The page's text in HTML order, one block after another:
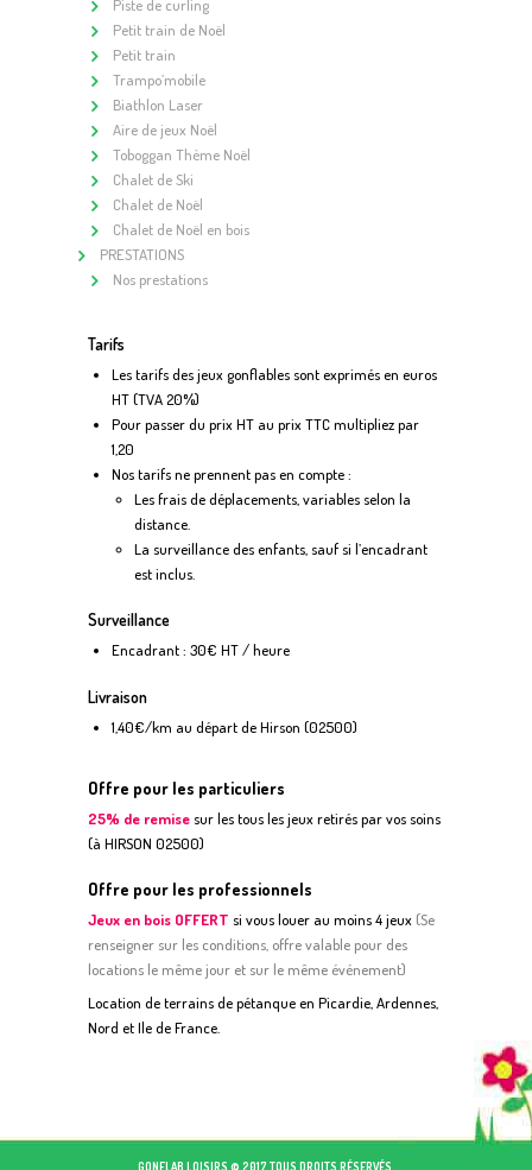
Piste de curling
Petit train de Noël
Petit train
Trampo’mobile
Biathlon Laser
Aire de jeux Noël
Toboggan Thème Noël
Chalet de Ski
Chalet de Noël
Chalet de Noël en bois
PRESTATIONS
Nos prestations
Tarifs
Les tarifs des jeux gonflables sont exprimés en euros
HT (TVA 20%)
Pour passer du prix HT au prix TTC multipliez par
1,20
Nos tarifs ne prennent pas en compte :
Les frais de déplacements, variables selon la
distance.
La surveillance des enfants, sauf si l’encadrant
est inclus.
Surveillance
Encadrant : 30€ HT / heure
Livraison
1,40€/km au départ de Hirson (02500)
Offre pour les particuliers
25% de remise sur les tous les jeux retirés par vos soins
(à HIRSON 02500)
Offre pour les professionnels
Jeux en bois OFFERT si vous louer au moins 4 jeux (Se
renseigner sur les conditions, offre valable pour des
locations le même jour et sur le même événement)
Location de terrains de pétanque en Picardie, Ardennes,
Nord et Ile de France.
GONFLAB LOISIRS © 2017 TOUS DROITS RÉSERVÉS.